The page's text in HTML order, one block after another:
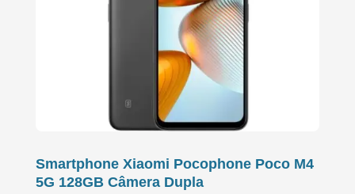
Smartphone Xiaomi Pocophone Poco M4
5G 128GB Câmera Dupla